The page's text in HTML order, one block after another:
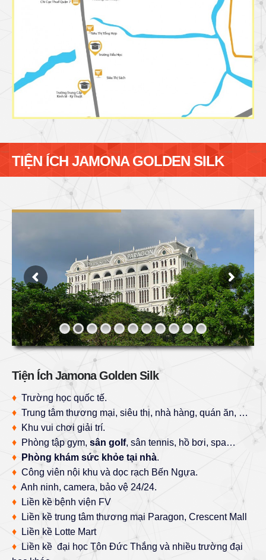
TIỆN ÍCH JAMONA GOLDEN SILK
Tiện Ích Jamona Golden Silk
♦ Trường học quốc tế.
♦ Trung tâm thương mại, siêu thị, nhà hàng, quán ăn, …
♦ Khu vui chơi giải trí.
♦ Phòng tập gym, sân golf, sân tennis, hồ bơi, spa…
♦
Phòng khám sức khỏe tại nhà.
♦ Công viên nội khu và dọc rạch Bến Ngựa.
♦ Anh ninh, camera, bảo vệ 24/24.
♦ Liền kề bệnh viện FV
♦ Liền kề trung tâm thương mại Paragon, Crescent Mall
♦ Liền kề Lotte Mart
♦ Liền kề đại học Tôn Đức Thắng và nhiều trường đại